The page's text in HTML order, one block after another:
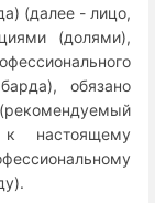
(далее - лицо,
(долями),
обязано
настоящему